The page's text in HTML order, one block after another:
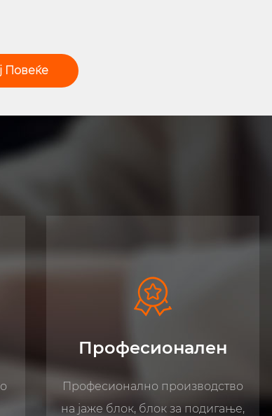
Повеќе
За нас
Со нетрпение ја очекуваме
комуникацијата и.